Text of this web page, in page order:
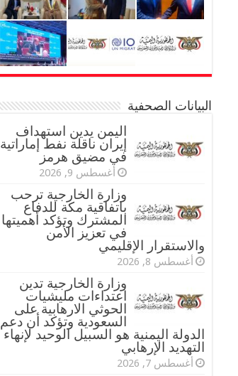
البيانات الصحفية
اليمن يدين استهداف
إيران ناقلة نفط إماراتية
في مضيق هرمز
أغسطس 9, 2026
وزارة الخارجية ترحب
باتفاقية مكة للدفاع
المشترك وتؤكد أهميتها
في تعزيز الأمن
والاستقرار الإقليمي
أغسطس 8, 2026
وزارة الخارجية تدين
اعتداءات مليشيات
الحوثي الارهابية على
السعودية وتؤكد أن دعم
الدولة اليمنية هو السبيل الوحيد لإنهاء
التهديد الإرهابي
أغسطس 7, 2026